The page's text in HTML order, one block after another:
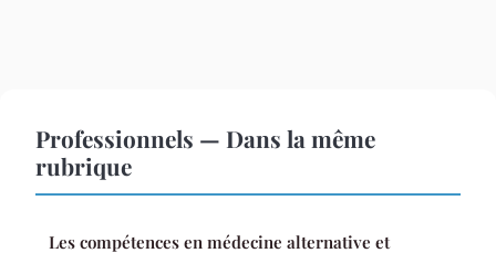
Professionnels — Dans la même
rubrique
Les compétences en médecine alternative et